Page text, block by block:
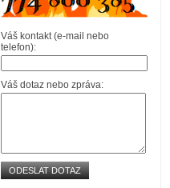
Váš kontakt (e-mail nebo
telefon):
Váš dotaz nebo zpráva:
ODESLAT DOTAZ